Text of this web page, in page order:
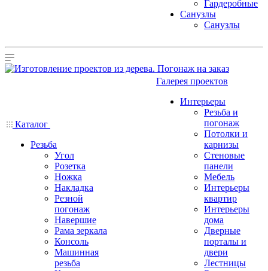
Гардеробные
Санузлы
Санузлы
Каталог
Резьба
Угол
Розетка
Ножка
Накладка
Резной
погонаж
Навершие
Рама зеркала
Консоль
Машинная
резьба
Галерея проектов
Интерьеры
Резьба и
погонаж
Потолки и
карнизы
Стеновые
панели
Мебель
Интерьеры
квартир
Интерьеры
дома
Дверные
порталы и
двери
Лестницы